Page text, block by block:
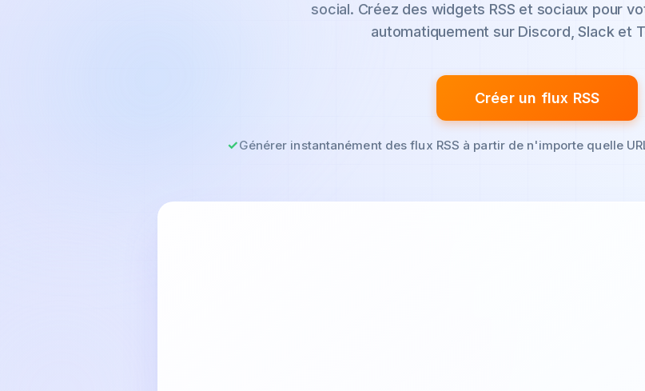
social. Créez des widgets RSS et sociaux pour
automatiquement sur Discord, Slack et
Créer un flux RSS
Générer instantanément des flux RSS à partir de n'importe quelle